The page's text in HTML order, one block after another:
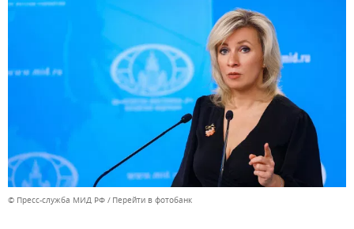
© Пресс-служба МИД РФ Перейти в фотобанк